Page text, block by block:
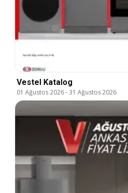
Vestel Katalog
01 Ağustos 2026-31 Ağustos 2026